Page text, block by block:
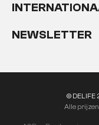
NEWSLETTER
© DELIFE
Alle